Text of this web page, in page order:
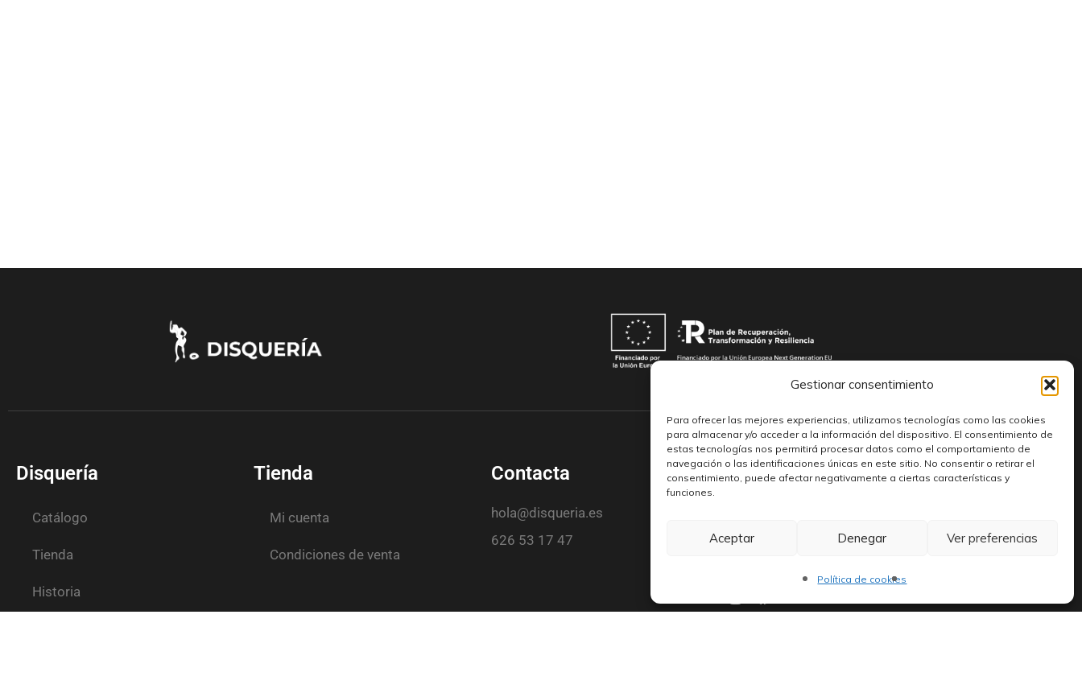
Gestionar consentimiento
Para ofrecer las mejores experiencias, utilizamos tecnologías como las cookies
para almacenar y/o acceder a la información del dispositivo. El consentimiento de
estas tecnologías nos permitirá procesar datos como el comportamiento de
navegación o las identificaciones únicas en este sitio. No consentir o retirar el
consentimiento, puede afectar negativamente a ciertas características y
funciones.
Aceptar Denegar Ver preferencias
Política de cookies
Disquería
Catálogo
Tienda
Historia
Tienda
Mi cuenta
Condiciones de venta
Contacta
hola@disqueria.es
626 53 17 47
Encuéntranos